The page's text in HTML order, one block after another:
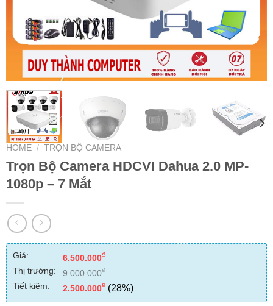
HOME / TRỌN BỘ CAMERA
Trọn Bộ Camera HDCVI Dahua 2.0 MP-
1080p – 7 Mắt
Giá: 6.500.000₫
Thị trường: 9.000.000₫
Tiết kiệm: 2.500.000₫ (28%)